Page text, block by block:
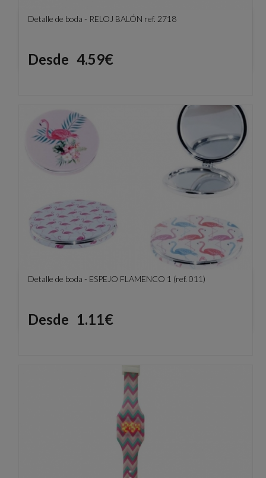
Detalle de boda - RELOJ BALÓN ref. 2718
Precio
Desde 4.59€
Detalle de boda - ESPEJO FLAMENCO 1 (ref. 011)
Precio
Desde 1.11€